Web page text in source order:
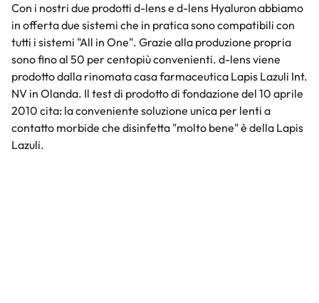
Con i nostri due prodotti d-lens e d-lens Hyaluron abbiamo
in offerta due sistemi che in pratica sono compatibili con
tutti i sistemi "All in One". Grazie alla produzione propria
sono fino al 50 per centopiù convenienti. d-lens viene
prodotto dalla rinomata casa farmaceutica Lapis Lazuli Int.
NV in Olanda. Il test di prodotto di fondazione del 10 aprile
2010 cita: la conveniente soluzione unica per lenti a
contatto morbide che disinfetta "molto bene" è della Lapis
Lazuli.